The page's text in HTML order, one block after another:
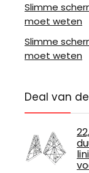
Slimme
moet weten
Slimme
moet weten
Deal van